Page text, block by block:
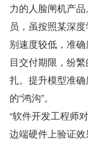
力的人脸闸机产
员，虽按照某深
别速度较低，准
目交付期限，纷
扎。提升模型准
的“鸿沟”。
“软件开发工程师
边端硬件上验证